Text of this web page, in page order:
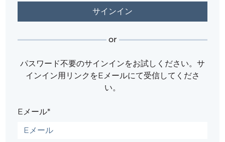
or
パスワード不要のサインインをお試しください。サ
インイン用リンクをEメールにて受信してくださ
い。
Eメール*